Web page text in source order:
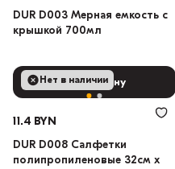
DUR D003 Мерная емкость с
крышкой 700мл
В корзину
Нет в наличии
11.4 BYN
DUR D008 Салфетки
полипропиленовые 32см х